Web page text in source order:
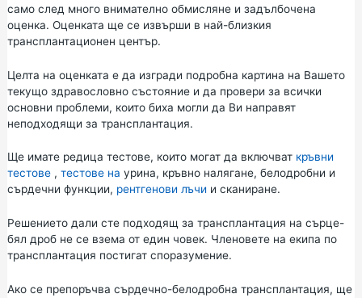
само след много внимателно обмисляне и задълбочена
оценка. Оценката ще се извърши в най-близкия
трансплантационен център.
Целта на оценката е да изгради подробна картина на Вашето
текущо здравословно състояние и да провери за всички
основни проблеми, които биха могли да Ви направят
неподходящи за трансплантация.
Ще имате редица тестове, които могат да включват кръвни
тестове, тестове на урина, кръвно налягане, белодробни и
сърдечни функции, рентгенови лъчи и сканиране.
Решението дали сте подходящ за трансплантация на сърце-
бял дроб не се взема от един човек. Членовете на екипа по
трансплантация постигат споразумение.
Ако се препоръчва сърдечно-белодробна трансплантация, ще